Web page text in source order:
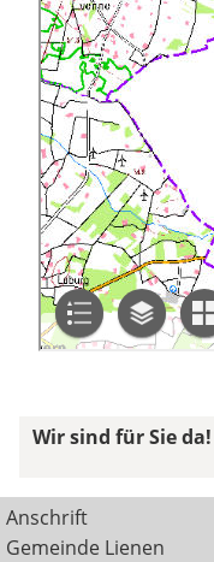
Wir sind für Sie
Anschrift
Gemeinde Lienen